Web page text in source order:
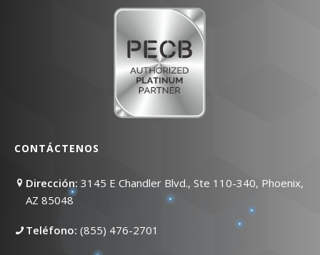
CONTÁCTENOS
Dirección: 3145 E Chandler Blvd., Ste 110-340, Phoenix,
AZ 85048
Teléfono: (855) 476-2701